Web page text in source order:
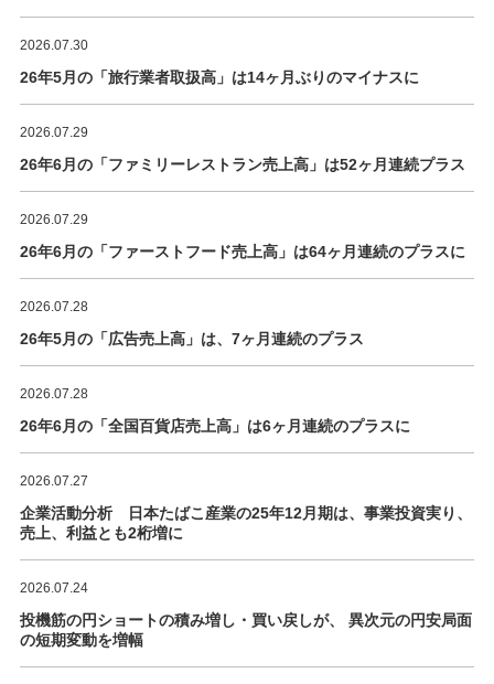
2026.07.30
26年5月の「旅行業者取扱高」は14ヶ月ぶりのマイナスに
2026.07.29
26年6月の「ファミリーレストラン売上高」は52ヶ月連続プラス
2026.07.29
26年6月の「ファーストフード売上高」は64ヶ月連続のプラスに
2026.07.28
26年5月の「広告売上高」は、7ヶ月連続のプラス
2026.07.28
26年6月の「全国百貨店売上高」は6ヶ月連続のプラスに
2026.07.27
企業活動分析 日本たばこ産業の25年12月期は、事業投資実り、
売上、利益とも2桁増に
2026.07.24
投機筋の円ショートの積み増し・買い戻しが、 異次元の円安局面
の短期変動を増幅